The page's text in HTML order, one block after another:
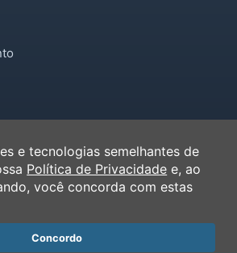
e tecnologias semelhantes de
Política de Privacidade e, ao
você concorda com estas
Concordo